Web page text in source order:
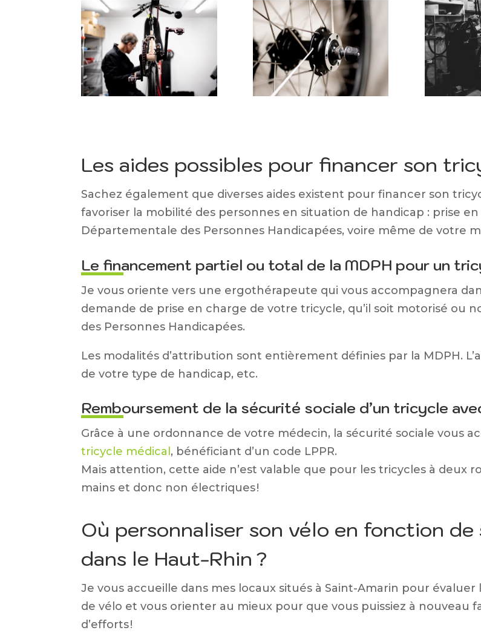
Les aides possibles pour financer son
Sachez également que diverses aides existent pour financer son
favoriser la mobilité des personnes en situation de handicap : prise
Départementale des Personnes Handicapées, voire même de votre
Le financement partiel ou total de la MDPH pour un
Je vous oriente vers une ergothérapeute qui vous accompagnera
demande de prise en charge de votre tricycle, qu’il soit motorisé ou
des Personnes Handicapées.
Les modalités d’attribution sont entièrement définies par la MDPH.
de votre type de handicap, etc.
Remboursement de la sécurité sociale d’un tricycle
Grâce à une ordonnance de votre médecin, la sécurité sociale vous
tricycle médical , bénéficiant d’un code LPPR.
Mais attention, cette aide n’est valable que pour les tricycles à deux
mains et donc non électriques !
Où personnaliser son vélo en fonction
dans le Haut-Rhin ?
Je vous accueille dans mes locaux situés à Saint-Amarin pour
de vélo et vous orienter au mieux pour que vous puissiez à nouveau
d’efforts !